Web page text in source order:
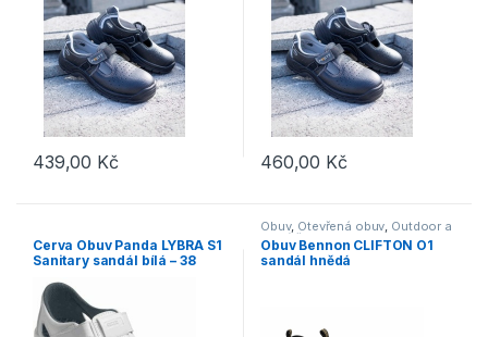
439,00 Kč
Tento produkt má více variant. Možnosti lze vybrat na stránce
460,00 Kč
Tento produkt má více
Cerva Obuv Panda LYBRA S1
Sanitary sandál bílá – 38
Obuv, Otevřená obuv Outdoor a
volný čas
Obuv Bennon CLIFTON O1
sandál hnědá